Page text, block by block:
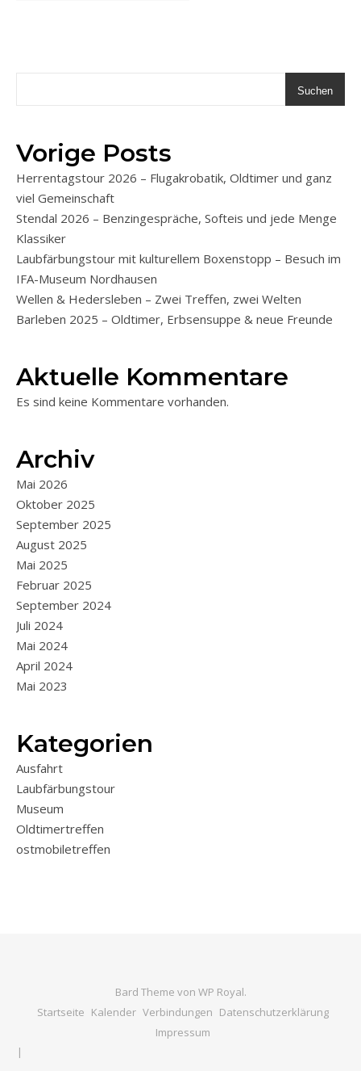
Suchen
Vorige Posts
Herrentagstour 2026 – Flugakrobatik, Oldtimer und ganz
viel Gemeinschaft
Stendal 2026 – Benzingespräche, Softeis und jede Menge
Klassiker
Laubfärbungstour mit kulturellem Boxenstopp – Besuch im
IFA-Museum Nordhausen
Wellen & Hedersleben – Zwei Treffen, zwei Welten
Barleben 2025 – Oldtimer, Erbsensuppe & neue Freunde
Aktuelle Kommentare
Es sind keine Kommentare vorhanden.
Archiv
Mai 2026
Oktober 2025
September 2025
August 2025
Mai 2025
Februar 2025
September 2024
Juli 2024
Mai 2024
April 2024
Mai 2023
Kategorien
Ausfahrt
Laubfärbungstour
Museum
Oldtimertreffen
ostmobiletreffen
Bard Theme von WP Royal.
Startseite Kalender Verbindungen Datenschutzerklärung
Impressum